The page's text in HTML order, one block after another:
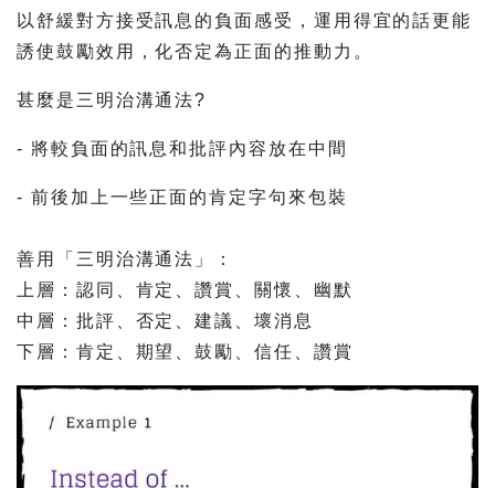
以舒緩對方接受訊息的負面感受，運用得宜的話更能
誘使鼓勵效用，化否定為正面的推動力。⠀
甚麼是三明治溝通法?
- 將較負面的訊息和批評內容放在中間
- 前後加上一些正面的肯定字句來包裝
善用「三明治溝通法」：⠀
上層：認同、肯定、讚賞、關懷、幽默⠀
中層：批評、否定、建議、壞消息⠀
下層：肯定、期望、鼓勵、信任、讚賞⠀